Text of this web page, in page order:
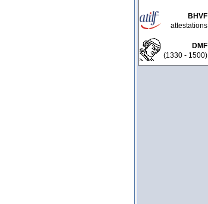
BHVF
attestations
DMF
(1330 - 1500)